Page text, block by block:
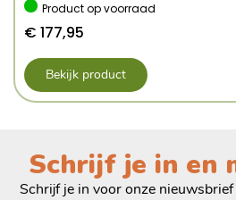
Product op voorraad
€ 177,95
Bekijk product
Schrijf je in en
Schrijf je in voor onze